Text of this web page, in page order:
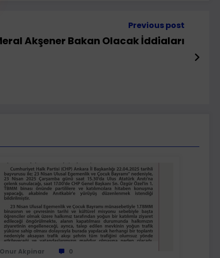
Previous post
Akşener Bakan Olacak İddiaları
Akpinar 0